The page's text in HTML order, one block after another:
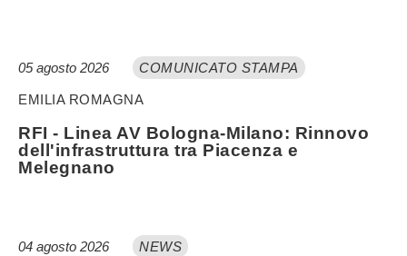
05 agosto 2026 COMUNICATO STAMPA
EMILIA ROMAGNA
RFI - Linea AV Bologna-Milano: Rinnovo
dell'infrastruttura tra Piacenza e
Melegnano
04 agosto 2026 NEWS